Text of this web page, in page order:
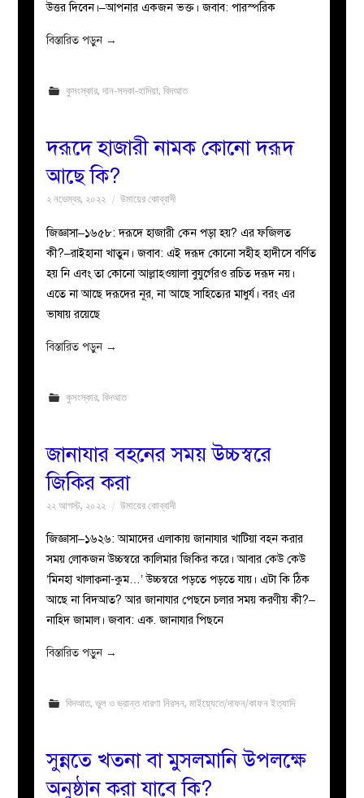
উত্তর দিবেন।–আপনার একজন ভক্ত। জবাব: পারস্পরিক
বিস্তারিত পড়ুন →
কুসংস্কার, দান-সদকা-হাদিয়া, বিদআত
দরূদে হাজারী নামক কোনো দরূদ
আছে কি?
২ নভেম্বর, ২০২২ উমায়ের কোব্বাদী
জিজ্ঞাসা–১৬৫৮: দরূদে হাজারী কেন পড়া হয়? এর ফজিলত
কী?–রাইহানা খাতুন। জবাব: এই দরূদ কোনো সহীহ হাদীসে বর্ণিত
হয় নি এবং তা কোনো আল্লাহওয়ালা বুযুর্গেরও রচিত দরূদ নয়।
এতে না আছে দরূদের নূর, না আছে সাহিত্যের মাধুর্য। বরং এর
ভাষায় রয়েছে
বিস্তারিত পড়ুন →
কুসংস্কার, বিদআত
জানাযার বহনের সময় উচ্চস্বরে
জিকির করা
২২ আগস্ট, ২০২২ উমায়ের কোব্বাদী
জিজ্ঞাসা–১৬২৬: আমাদের এলাকায় জানাযার খাটিয়া বহন করার
সময় লোকজন উচ্চস্বরে কালিমার জিকির করে। আবার কেউ কেউ
‘মিনহা খালাক্বনা-কুম…’ উচ্চস্বরে পড়তে পড়তে যায়। এটা কি ঠিক
আছে না বিদআত? আর জানাযার পেছনে চলার সময় করণীয় কী?–
নাহিদ জামাল। জবাব: এক. জানাযার পিছনে
বিস্তারিত পড়ুন →
বিদআত, ভুল ও ভ্রান্ত ধারণা নিরসন, মাইয়্যেতে/দাফন/কাফন ইত্যাদি
সুন্নতে খতনা বা মুসলমানি উপলক্ষে
অনুষ্ঠান করা যাবে কি?